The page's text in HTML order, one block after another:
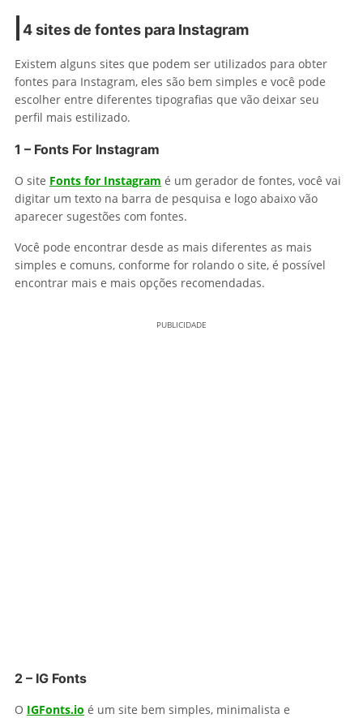
4 sites de fontes para Instagram
Existem alguns sites que podem ser utilizados para obter
fontes para Instagram, eles são bem simples e você pode
escolher entre diferentes tipografias que vão deixar seu
perfil mais estilizado.
1 – Fonts For Instagram
O site Fonts for Instagram é um gerador de fontes, você vai
digitar um texto na barra de pesquisa e logo abaixo vão
aparecer sugestões com fontes.
Você pode encontrar desde as mais diferentes as mais
simples e comuns, conforme for rolando o site, é possível
encontrar mais e mais opções recomendadas.
PUBLICIDADE
2 – IG Fonts
O IGFonts.io é um site bem simples, minimalista e